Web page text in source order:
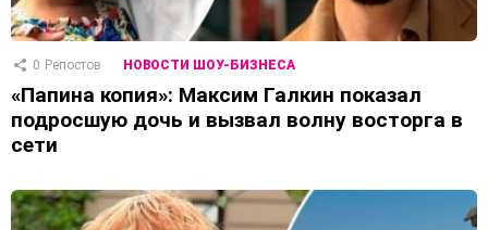
0 Репостов НОВОСТИ ШОУ-БИЗНЕСА
«Папина копия»: Максим Галкин показал
подросшую дочь и вызвал волну восторга в
сети